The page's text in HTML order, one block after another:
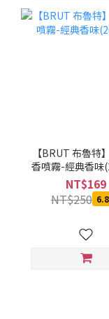
【BRUT 布魯特
香噴霧-經典香味
NT$169
NT$250